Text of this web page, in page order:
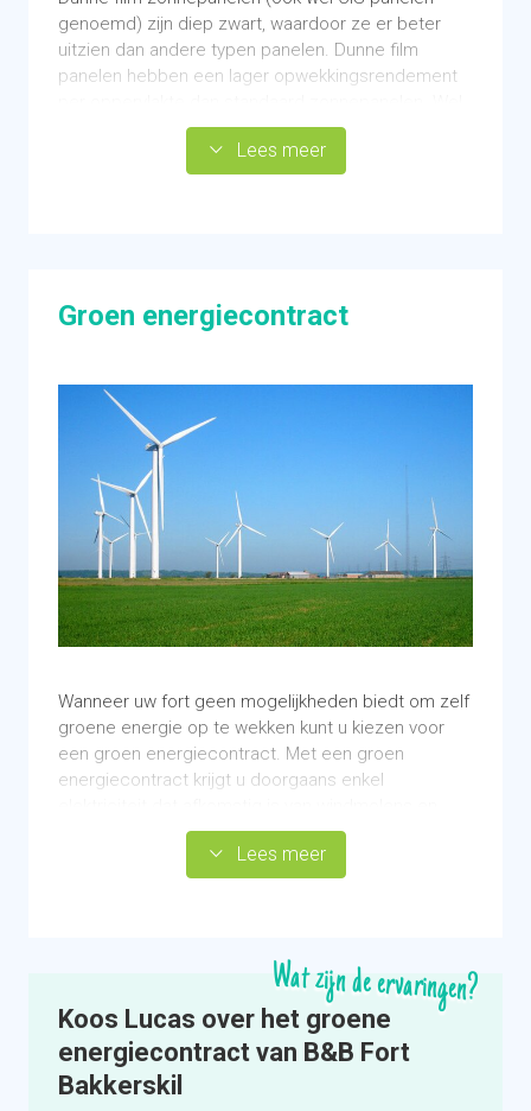
genoemd) zijn diep zwart, waardoor ze er beter
uitzien dan andere typen panelen. Dunne film
panelen hebben een lager opwekkingsrendement
zijn ze een stuk goedkoper waardoor het mogelijk
is om meer van deze zonnepanelen te plaatsen.
Regelgeving
Financieringsmogelijkheden
Lees meer
Groen energiecontract
Wanneer uw fort geen mogelijkheden biedt om zelf
groene energie op te wekken kunt u kiezen voor
een groen energiecontract. Met een groen
energiecontract krijgt u doorgaans enkel
zonnepanelen. Uw gas zal gecompenseerd
worden en hierdoor bent u al snel duurzamer bezig.
Door uw elektriciteit groen in te kopen, is uw
Nederland die groene stroom aanbieden. Te allen
tijde blijft gelden, hoe minder uw verbruikt, des te
lager uw uitstoot.
De prijzen zijn marktconform
U draagt bij aan een schoner klimaat
Lees meer
Wat zijn de ervaringen?
Koos Lucas over het groene
energiecontract van B&B Fort
Bakkerskil